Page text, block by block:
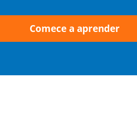
Comece a aprender